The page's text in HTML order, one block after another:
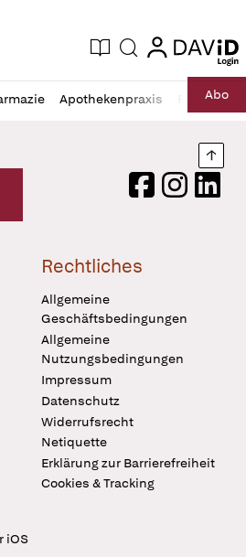
Zeitung
Aktuelle Ausgabe
Suche login
login
Apothekenpraxis RechtAbo
Logo
FacebookInstagram
Rechtliches
Allgemeine
Geschäftsbedingungen
Allgemeine
Nutzungsbedingungen
Impressum
Datenschutz
Widerrufsrecht
Netiquette
Erklärung zur Barrierefreiheit
Cookies & Tracking
iOS